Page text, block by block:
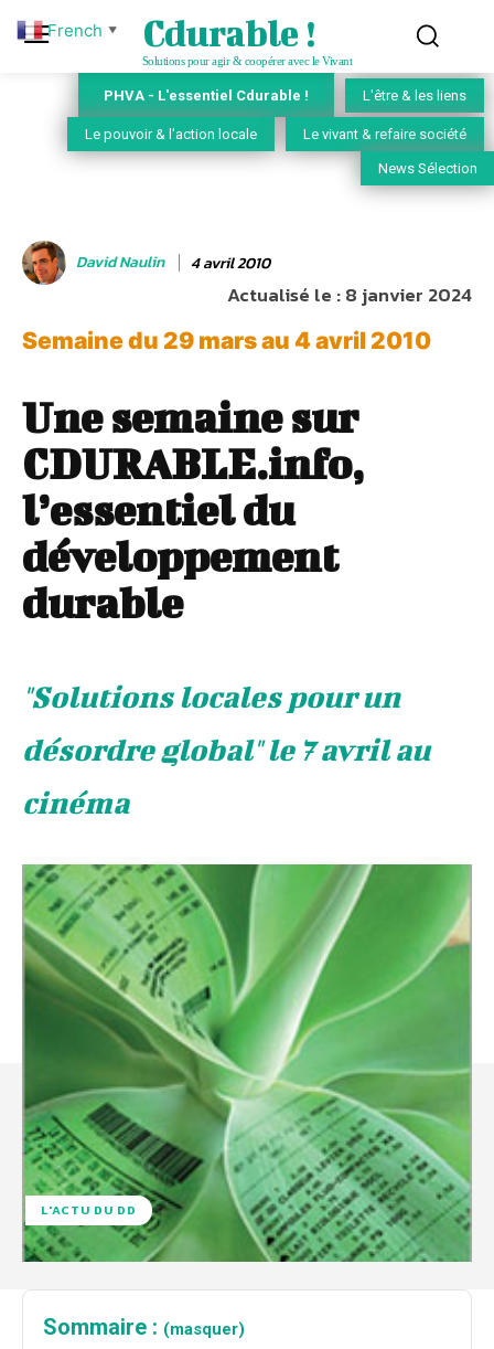
Cdurable !
Solutions pour agir & coopérer avec le Vivant
PHVA - L'essentiel Cdurable ! L'être & les liens
Le pouvoir & l'action locale Le vivant & refaire société
News Sélection
David Naulin 4 avril 2010
Actualisé le :8 janvier 2024
Semaine du 29 mars au 4 avril 2010
Une semaine sur
CDURABLE.info,
l’essentiel du
développement
durable
"Solutions locales pour un
désordre global" le 7 avril au
cinéma
L'ACTU DU DD
Sommaire : (masquer)
French ▼